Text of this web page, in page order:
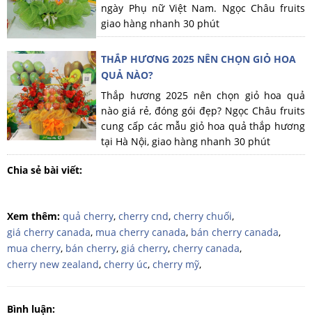
ngày Phụ nữ Việt Nam. Ngọc Châu fruits
giao hàng nhanh 30 phút
THẮP HƯƠNG 2025 NÊN CHỌN GIỎ HOA
QUẢ NÀO?
Thắp hương 2025 nên chọn giỏ hoa quả
nào giá rẻ, đóng gói đẹp? Ngọc Châu fruits
cung cấp các mẫu giỏ hoa quả thắp hương
tại Hà Nội, giao hàng nhanh 30 phút
Chia sẻ bài viết:
Xem thêm: quả cherry, cherry cnd, cherry chuối,
giá cherry canada, mua cherry canada, bán cherry canada,
mua cherry, bán cherry, giá cherry, cherry canada,
cherry new zealand, cherry úc, cherry mỹ,
Bình luận: